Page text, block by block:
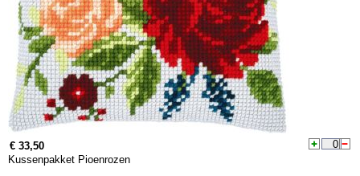
€ 33,50
Kussenpakket Pioenrozen